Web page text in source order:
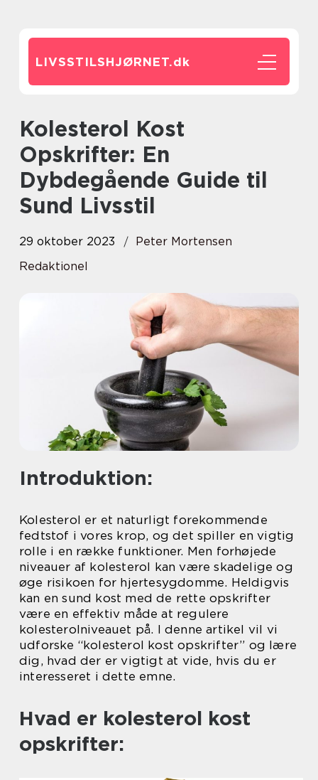
LIVSSTILSHJØRNET.dk
Kolesterol Kost
Opskrifter: En
Dybdegående Guide til
Sund Livsstil
29 oktober 2023
Peter Mortensen
Redaktionel
Introduktion:
Kolesterol er et naturligt forekommende
fedtstof i vores krop, og det spiller en vigtig
rolle i en række funktioner. Men forhøjede
niveauer af kolesterol kan være skadelige og
øge risikoen for hjertesygdomme. Heldigvis
kan en sund kost med de rette opskrifter
være en effektiv måde at regulere
kolesterolniveauet på. I denne artikel vil vi
udforske “kolesterol kost opskrifter” og lære
dig, hvad der er vigtigt at vide, hvis du er
interesseret i dette emne.
Hvad er kolesterol kost
opskrifter: